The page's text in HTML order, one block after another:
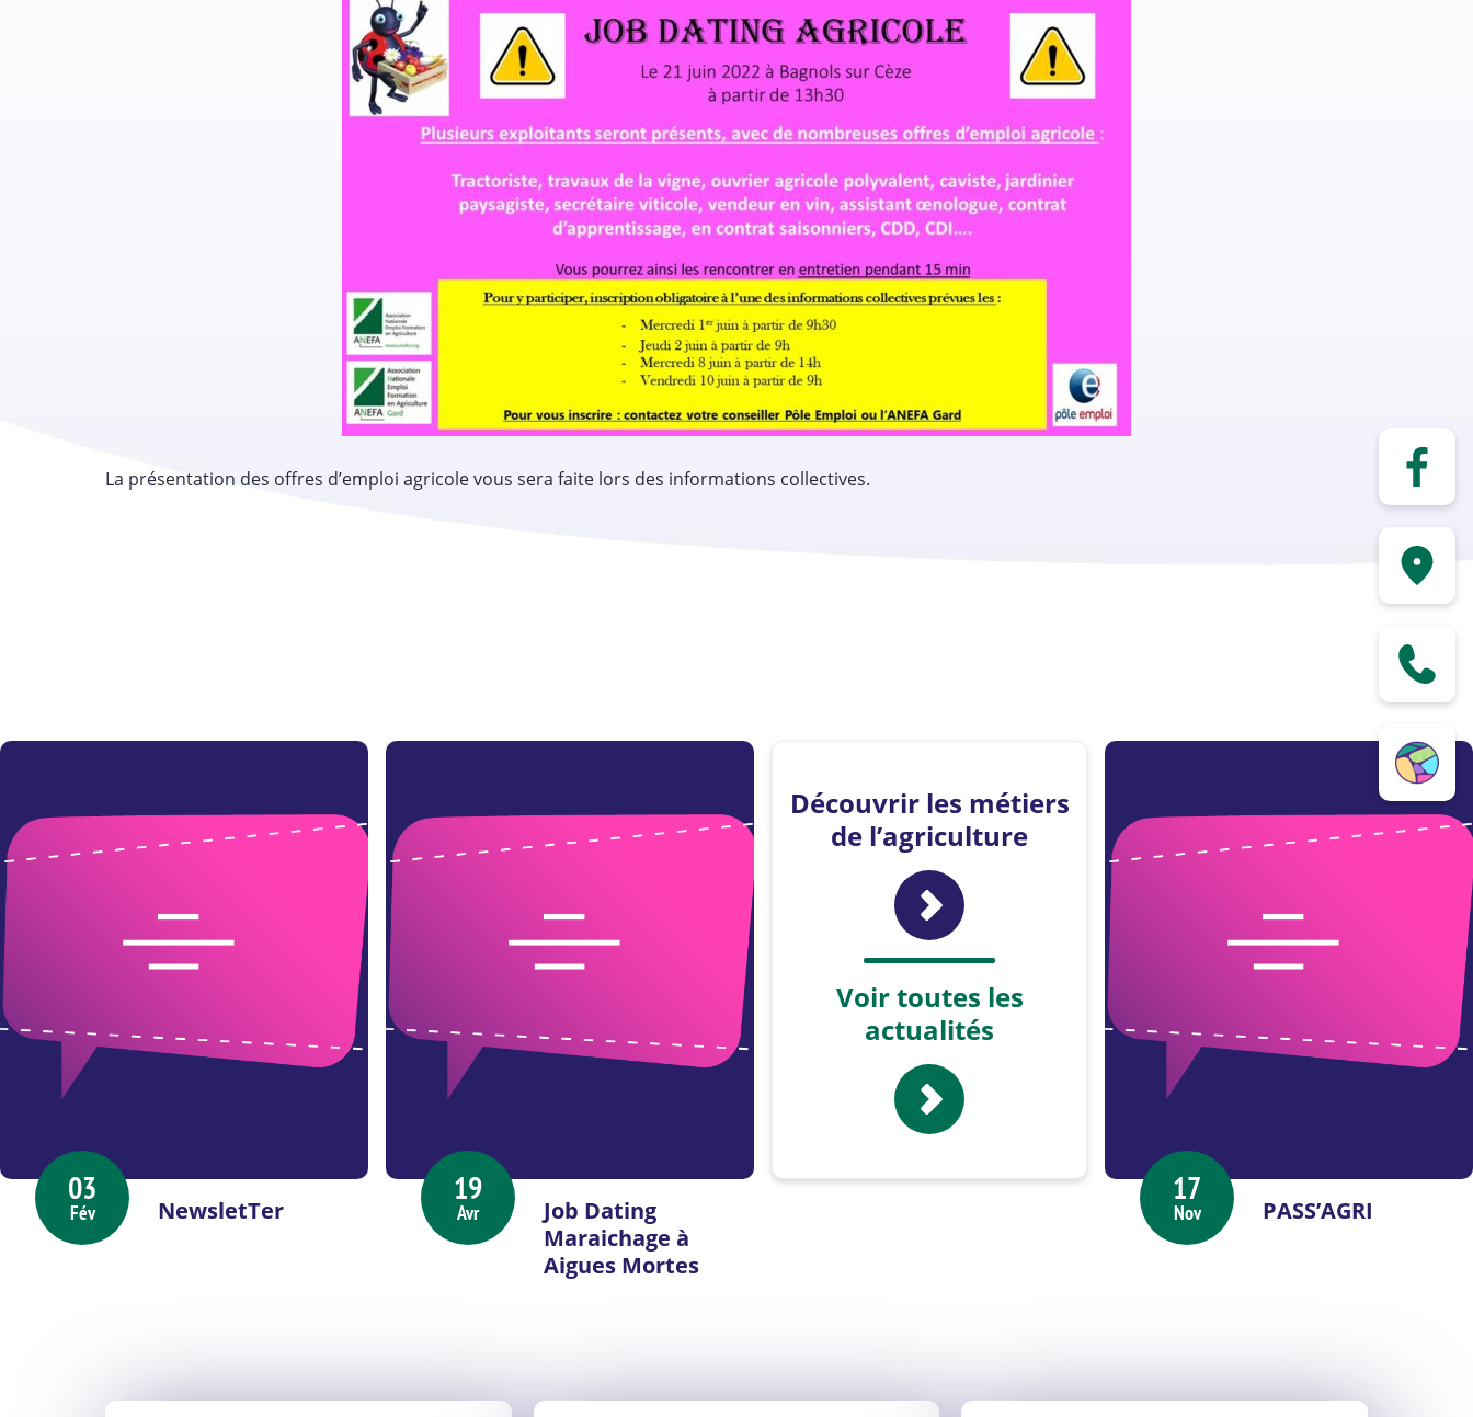
La présentation des offres d’emploi agricole vous sera faite lors des informations collectives.
03
Fév NewsletTer
19
Avr
Job Dating
Maraichage à
Aigues Mortes
Découvrir les métiers
de l’agriculture
Voir toutes les
actualités
17
Nov PASS’AGRI